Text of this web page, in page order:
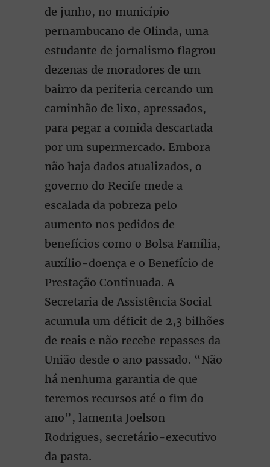
de junho, no município
pernambucano de Olinda, uma
estudante de jornalismo flagrou
dezenas de moradores de um
bairro da periferia cercando um
caminhão de lixo, apressados,
para pegar a comida descartada
por um supermercado. Embora
não haja dados atualizados, o
governo do Recife mede a
escalada da pobreza pelo
aumento nos pedidos de
benefícios como o Bolsa Família,
auxílio-doença e o Benefício de
Prestação Continuada. A
Secretaria de Assistência Social
acumula um déficit de 2,3 bilhões
de reais e não recebe repasses da
União desde o ano passado. “Não
há nenhuma garantia de que
teremos recursos até o fim do
ano”, lamenta Joelson
Rodrigues, secretário-executivo
da pasta.